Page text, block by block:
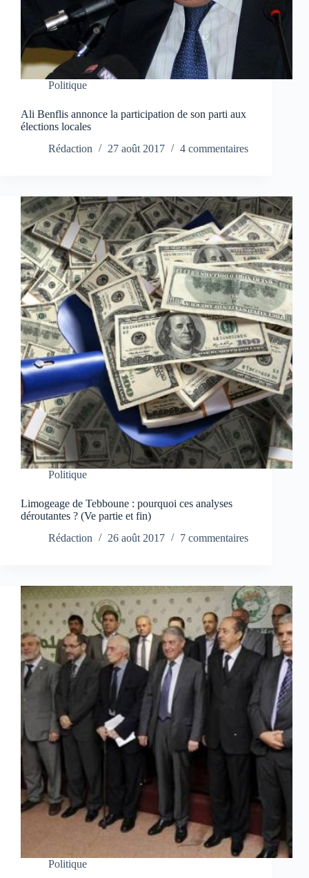
Politique
Ali Benflis annonce la participation de son parti aux
élections locales
Rédaction
27 août 2017 4 commentaires
Politique
Limogeage de Tebboune : pourquoi ces analyses
déroutantes ? (Ve partie et fin)
Rédaction
26 août 2017 7 commentaires
Politique